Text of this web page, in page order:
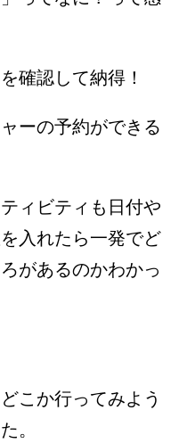
確認して納得！
ーの予約ができる
ィビティも日付や
入れたら一発でど
があるのかわかっ
こか行ってみよう
。